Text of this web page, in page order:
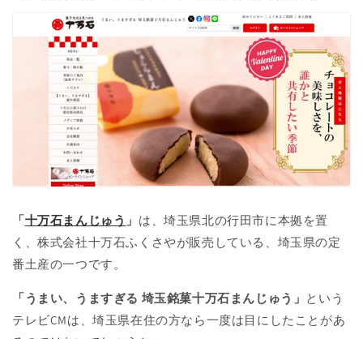
「十万石まんじゅう 」 は、埼玉県北の行田市に本拠を置
く、株式会社十万石ふくさやが販売している、埼玉県の定
番土産の一つです。
「うまい、うますぎる 埼玉銘菓十万石まんじゅう」 という
テレビCMは、埼玉県在住の方なら一度は目にしたことがあ